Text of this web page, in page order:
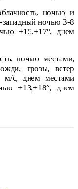
ночью и
западный ночью 3-8
+15,+17°, днем
ночью местами,
грозы, ветер
м/с, днем местами
+13,+18°, днем